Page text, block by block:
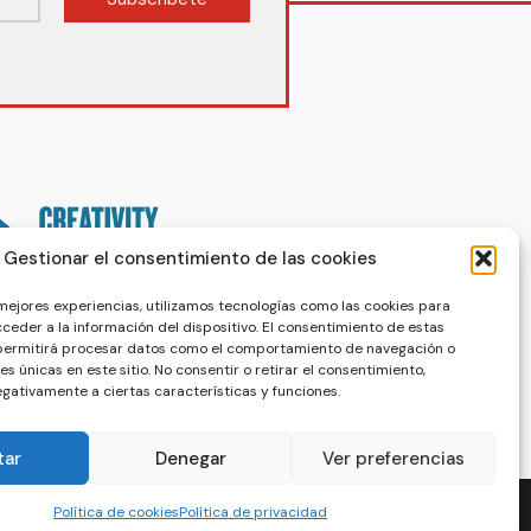
Gestionar el consentimiento de las cookies
experiencias, utilizamos tecnologías como las cookies para
a la información del dispositivo. El consentimiento de estas
procesar datos como el comportamiento de navegación o
únicas en este sitio. No consentir o retirar el consentimiento,
a ciertas características y funciones.
Denegar Ver preferencias
Política de cookiesPolítica de privacidad